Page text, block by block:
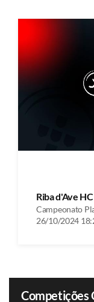
Riba d'Ave
Campeonato
26/10/2024
Competições